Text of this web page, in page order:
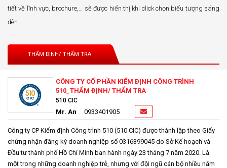
tiết về lĩnh vực, brochure,… sẽ được hiển thị khi click chọn biểu tượng sáng
đèn.
THẨM ĐỊNH/ THẨM TRA
CÔNG TY CỔ PHẦN KIỂM ĐỊNH CÔNG TRÌNH
510_THẨM ĐỊNH/ THẨM TRA
510 CIC
Mr. An 0933401905
Công ty CP Kiểm định Công trình 510 (510 CIC) được thành lập theo Giấy
chứng nhận đăng ký doanh nghiệp số 0316399045 do Sở Kế hoạch và
Đầu tư thành phố Hồ Chí Minh ban hành ngày 23 tháng 7 năm 2020. Là
một trong những doanh nghiệp trẻ, nhưng với đội ngũ cán bộ nhiều năm